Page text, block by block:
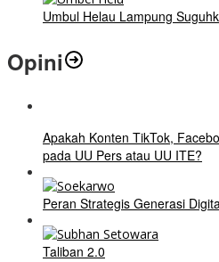
Umbul Helau Lampung
Opini
Apakah Konten TikTok,
pada UU Pers atau UU ITE?
Peran Strategis Generasi
Taliban 2.0